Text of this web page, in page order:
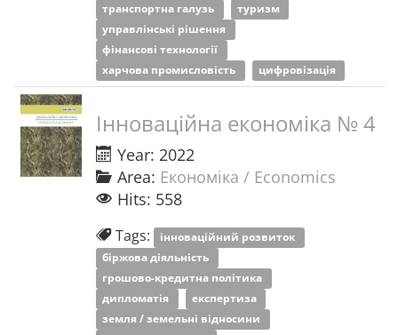
транспортна галузь
туризм
управлінські рішення
фінансові технології
харчова промисловість
цифровізація
Інноваційна економіка № 4
Year: 2022
Area: Економіка / Economics
Hits: 558
Tags: інноваційний розвиток
біржова діяльність
грошово-кредитна політика
дипломатія
експертиза
земля / земельні відносини